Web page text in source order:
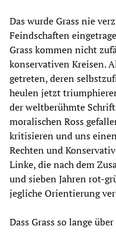
Das wurde Grass nie
Feindschaften
Grass kommen nicht
konservativen Kreisen.
getreten, deren
heulen jetzt
der weltberühmte
moralischen Ross
kritisieren und uns
Rechten und
Linke, die nach dem
und sieben Jahren rot-
jegliche Orientierung
Dass Grass so lange